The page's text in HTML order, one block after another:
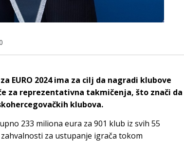
EURO 2024 ima za cilj da nagradi klubove
za reprezentativna takmičenja, što znači da
klubova.
233 miliona eura za 901 klub iz svih 55
za ustupanje igrača tokom